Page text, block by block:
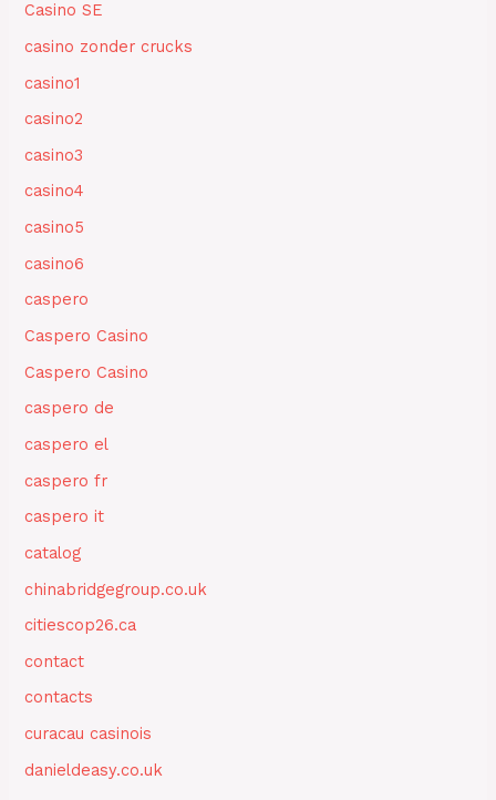
Casino SE
casino zonder crucks
casino1
casino2
casino3
casino4
casino5
casino6
caspero
Caspero Casino
Caspero Casino
caspero de
caspero el
caspero fr
caspero it
catalog
chinabridgegroup.co.uk
citiescop26.ca
contact
contacts
curacau casinois
danieldeasy.co.uk